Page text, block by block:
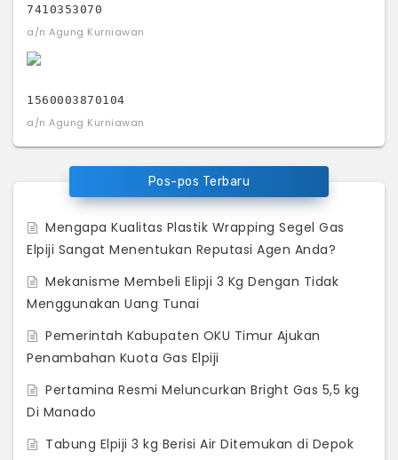
7410353070
a/n Agung Kurniawan
1560003870104
a/n Agung Kurniawan
Pos-pos Terbaru
Mengapa Kualitas Plastik Wrapping Segel Gas
Elpiji Sangat Menentukan Reputasi Agen Anda?
Mekanisme Membeli Elipji 3 Kg Dengan Tidak
Menggunakan Uang Tunai
Pemerintah Kabupaten OKU Timur Ajukan
Penambahan Kuota Gas Elpiji
Pertamina Resmi Meluncurkan Bright Gas 5,5 kg
Di Manado
Tabung Elpiji 3 kg Berisi Air Ditemukan di Depok